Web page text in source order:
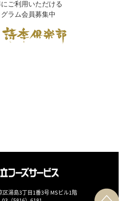
ご利用いただける
ラム会員募集中
区湯島3丁目1番3号 MSビル1階